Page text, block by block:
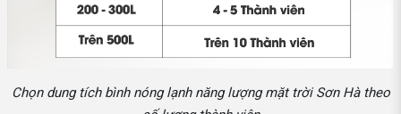
Chọn dung tích bình nóng lạnh năng lượng mặt trời Sơn Hà theo